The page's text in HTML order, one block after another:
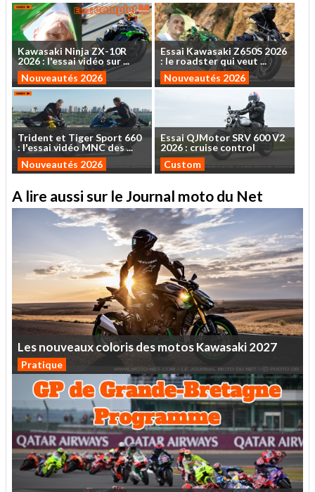
Kawasaki NinjaZX-10R
2026: l'essaividéo sur...
Nouveautés 2026
Essai Kawasaki Z650S 2026
: le roadsterquiveut ...
Nouveautés 2026
Trident et TigerSport 660
: l'essaividéo MNCdes...
Nouveautés 2026
EssaiQJMotorSRV 600V2
2026 : cruise control
Custom
A lire aussi sur le Journal moto du Net
LesnouveauxcolorisdesmotosKawasaki2027
Pratique